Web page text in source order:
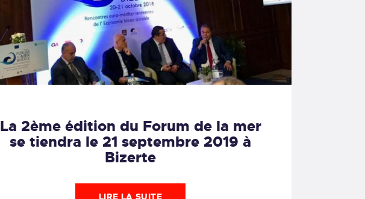
La 2ème édition du Forum de la mer
se tiendra le 21 septembre 2019 à
Bizerte
LIRE LA SUITE